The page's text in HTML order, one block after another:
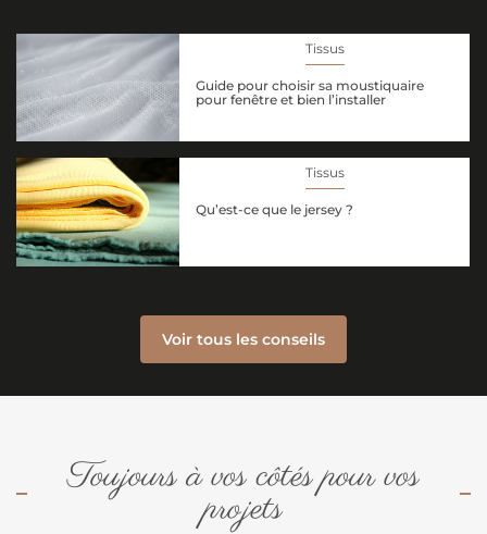
Tissus
Guide pour choisir sa moustiquaire
pour fenêtre et bien l’installer
Tissus
Qu’est-ce que le jersey ?
Voir tous les conseils
Toujours à vos côtés pour vos
projets